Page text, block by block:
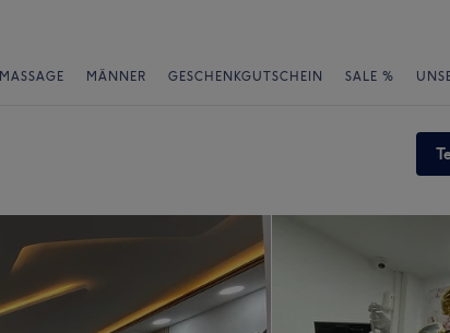
MASSAGE MÄNNER GESCHENKGUTSCHEIN SALE %